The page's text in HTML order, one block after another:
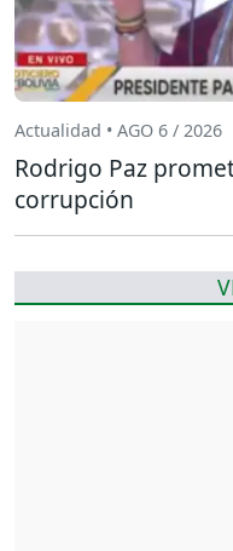
Actualidad • AGO 6 / 2026
Rodrigo Paz
corrupción